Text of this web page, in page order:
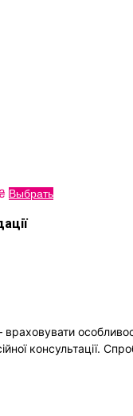
Price
373,00
ВыбратьЦей
на
сторінці
консультації.